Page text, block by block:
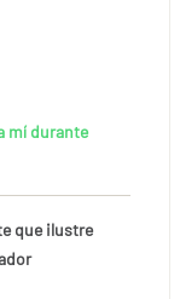
mí durante
que ilustre